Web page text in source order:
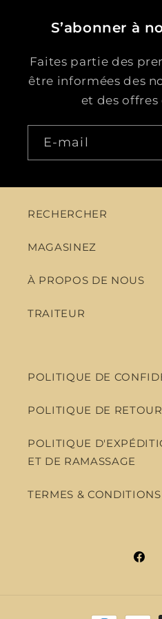
S’abonner à
Faites partie des
être informées des
et des offres
E-mail
RECHERCHER
MAGASINEZ
À PROPOS DE NOUS
TRAITEUR
POLITIQUE DE
POLITIQUE DE RETOUR
POLITIQUE
ET DE RAMASSAGE
TERMES & CONDITIONS
Moyens